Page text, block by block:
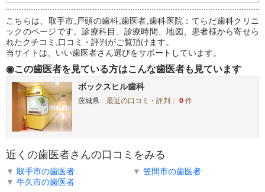
こちらは、取手市,戸頭の歯科,歯医者,歯科医院：てらだ歯科クリニ
ックのページです。診療科目、診療時間、地図、患者様から寄せら
れたクチコミ,口コミ・評判がご覧頂けます。
当サイトは、いい歯医者さん選びをサポートしています。
◉この歯医者を見ている方はこんな歯医者も見ています
ボックスヒル歯科
茨城県 最近の口コミ・評判：0 件
近くの歯医者さんの口コミをみる
▼ 取手市の歯医者 ▼ 笠間市の歯医者
▼ 牛久市の歯医者